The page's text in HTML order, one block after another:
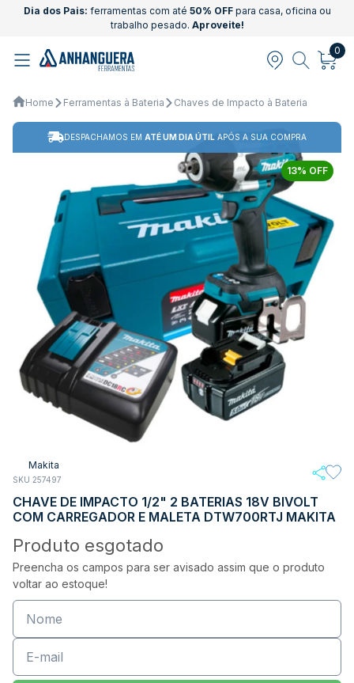
Dia dos Pais: ferramentas com até 50% OFFpara casa, oficina ou
trabalho pesado. Aproveite!
0
Home Ferramentas à Bateria Chaves de Impacto à Bateria
DESPACHAMOS EM ATÉ UM DIA ÚTIL APÓS A SUA COMPRA
13% OFF
Makita
SKU 257497
CHAVE DE IMPACTO 1/2" 2 BATERIAS 18V BIVOLT
COM CARREGADOR E MALETA DTW700RTJ MAKITA
Produto esgotado
Preencha os campos para ser avisado assim que o produto
voltar ao estoque!